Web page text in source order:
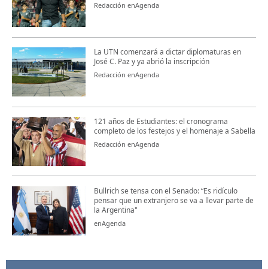
Redacción enAgenda
La UTN comenzará a dictar diplomaturas en
José C. Paz y ya abrió la inscripción
Redacción enAgenda
121 años de Estudiantes: el cronograma
completo de los festejos y el homenaje a Sabella
Redacción enAgenda
Bullrich se tensa con el Senado: “Es ridículo
pensar que un extranjero se va a llevar parte de
la Argentina"
enAgenda